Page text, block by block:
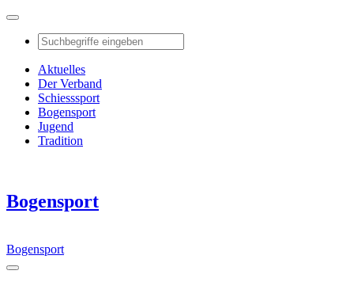
Aktuelles
Der Verband
Schiesssport
Bogensport
Jugend
Tradition
Bogensport
Bogensport